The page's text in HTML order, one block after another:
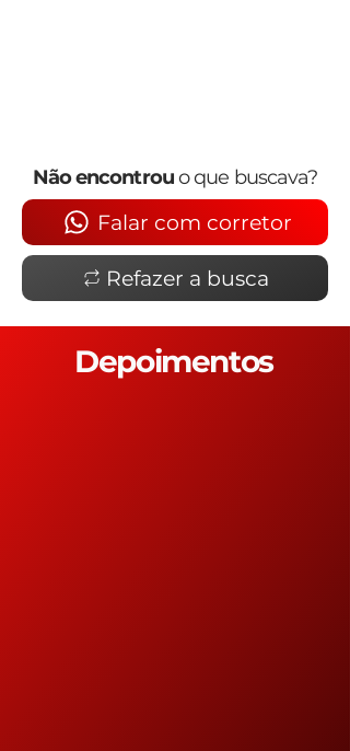
Não encontrouo que buscava?
Falar com corretor
Refazer a busca
Depoimentos